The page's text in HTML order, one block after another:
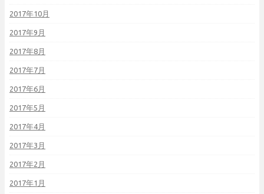
2017年10月
2017年9月
2017年8月
2017年7月
2017年6月
2017年5月
2017年4月
2017年3月
2017年2月
2017年1月